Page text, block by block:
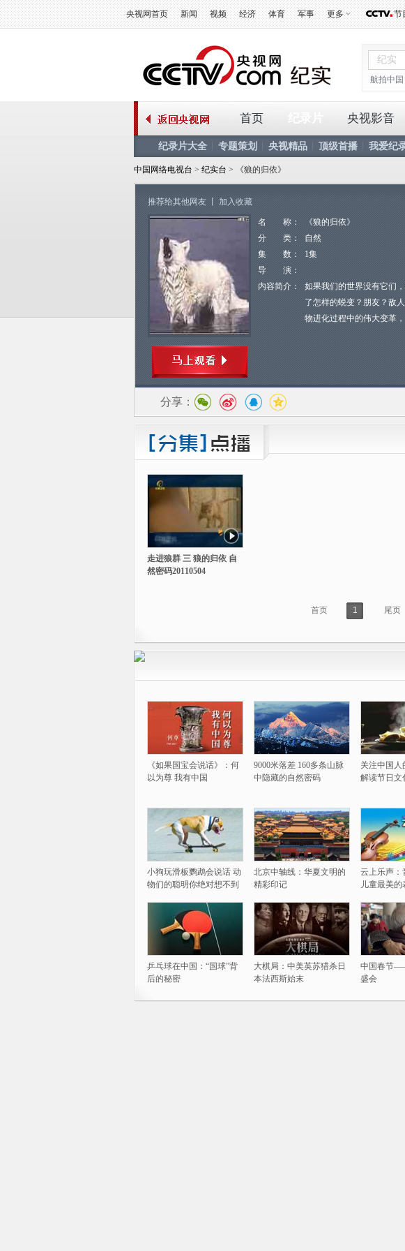
央视网首页 新闻 视频 经济 体育 军事 更多 节
航拍中国
首页
纪录片大全 专题策划 央视精品 顶级首播 我爱纪
央视影音
中国网络电视台 > 纪实台 > 《狼的归依》
推荐给其他网友 加入收藏
名 称：
《狼的归依》
分 类：
自然
集 数：
1集
导 演：
内容简介：
如果我们的世界没有它们
了怎样的蜕变？朋友？敌
物进化过程中的伟大变革，
分享：
走进狼群 三 狼的归依 自
然密码20110504
首页 1 尾页
《如果国宝会说话》：何
以为尊 我有中国
9000米落差 160多条山脉
中隐藏的自然密码
关注中国人
解读节日文
小狗玩滑板鹦鹉会说话 动
物们的聪明你绝对想不到
北京中轴线：华夏文明的
精彩印记
云上乐声：
儿童最美的
乒乓球在中国：“国球”背
后的秘密
大棋局：中美英苏猎杀日
本法西斯始末
中国春节
盛会